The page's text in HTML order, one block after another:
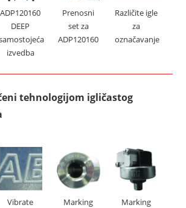
ADP120160
DEEP
izvedba
Prenosni
set za
ADP120160
Različite igle
za
označavanje
tehnologijom igličastog
Vibrate
Marking
Marking